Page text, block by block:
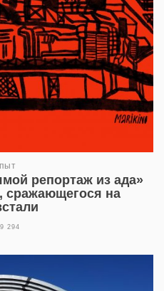
репортаж из ада»
сражающегося на
294